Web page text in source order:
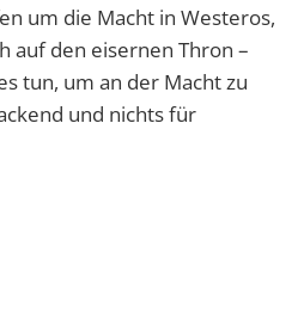
um die Macht in Westeros,
auf den eisernen Thron –
tun, um an der Macht zu
und nichts für